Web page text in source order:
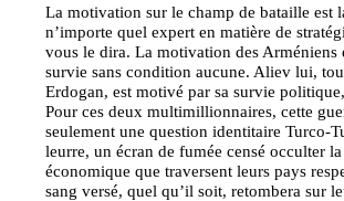
La motivation sur le champ de bataille est
n’importe quel expert en matière de
vous le dira. La motivation des Arméniens
survie sans condition aucune. Aliev lui,
Erdogan, est motivé par sa survie
Pour ces deux multimillionnaires, cette
seulement une question identitaire Turco-
leurre, un écran de fumée censé occulter
économique que traversent leurs pays
sang versé, quel qu’il soit, retombera sur